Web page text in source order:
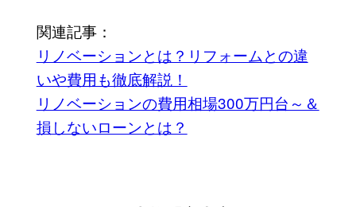
関連記事：
リノベーションとは？リフォームとの違
いや費用も徹底解説！
リノベーションの費用相場300万円台～＆
損しないローンとは？